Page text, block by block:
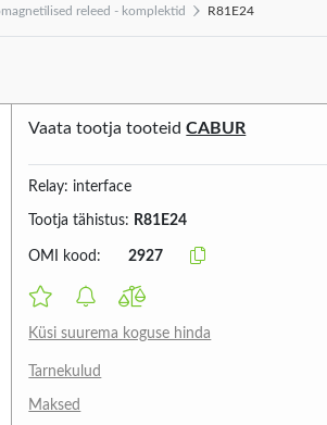
releed - komplektid R81E24
Vaata tootja tooteidCABUR
Relay: interface
Tootja tähistus: R81E24
OMI kood: 2927
Küsi suurema koguse hinda
Tarnekulud
Maksed